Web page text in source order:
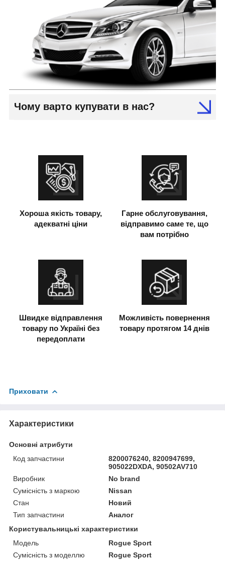
Чому варто купувати в нас?
Хороша якість товару,
адекватні ціни
Гарне обслуговування,
відправимо саме те, що
вам потрібно
Швидке відправлення
товару по Україні без
передоплати
Можливість повернення
товару протягом 14 днів
Приховати
Характеристики
Основні атрибути
Код запчастини
8200076240, 8200947699,
905022DXDA, 90502AV710
Виробник
No brand
Сумісність з маркою
Nissan
Стан
Новий
Тип запчастини
Аналог
Користувальницькі характеристики
Мoдель
Rogue Sport
Сумісність з моделлю
Rogue Sport